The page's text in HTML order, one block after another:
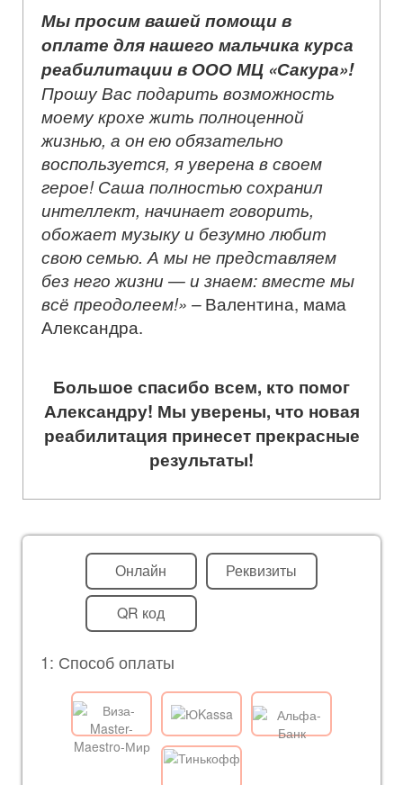
Мы просим вашей помощи в
оплате для нашего мальчика курса
реабилитации в ООО МЦ «Сакура»!
Прошу Вас подарить возможность
моему крохе жить полноценной
жизнью, а он ею обязательно
воспользуется, я уверена в своем
герое! Саша полностью сохранил
интеллект, начинает говорить,
обожает музыку и безумно любит
свою семью. А мы не представляем
без него жизни — и знаем: вместе мы
всё преодолеем!» –Валентина, мама
Александра.
Большое спасибо всем, кто помог
Александру! Мы уверены, что новая
реабилитация принесет прекрасные
результаты!
Онлайн Реквизиты
QR код
1: Способ оплаты